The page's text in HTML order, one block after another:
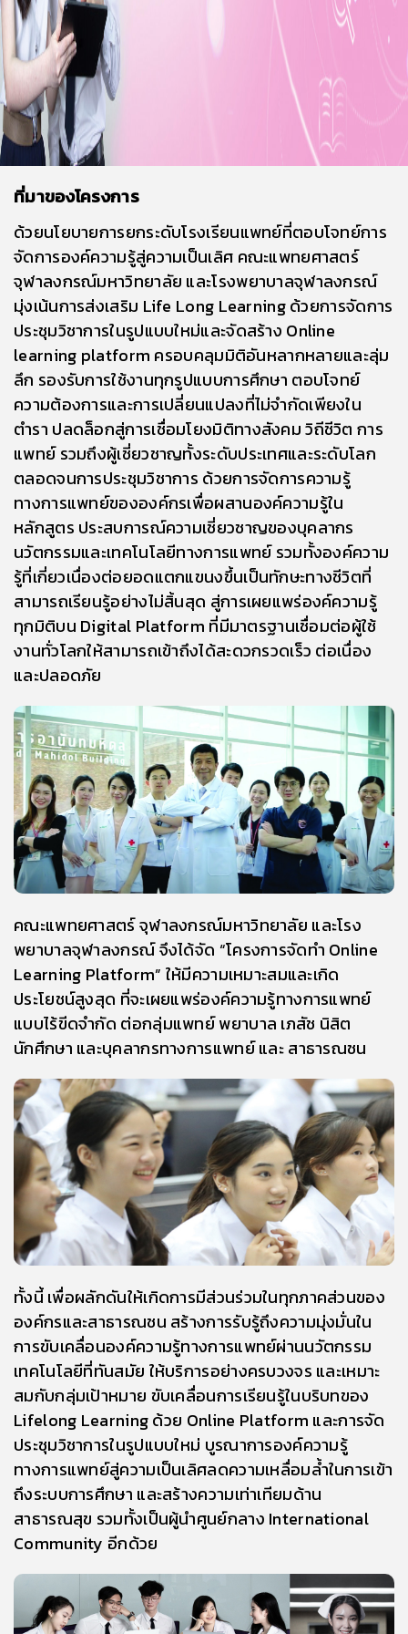
ที่มาของโครงการ
ด้วยนโยบายการยกระดับโรงเรียนแพทย์ที่ตอบโจทย์การ
จัดการองค์ความรู้สู่ความเป็นเลิศ คณะแพทยศาสตร์
จุฬาลงกรณ์มหาวิทยาลัย และโรงพยาบาลจุฬาลงกรณ์
มุ่งเน้นการส่งเสริม Life Long Learning ด้วยการจัดการ
ประชุมวิชาการในรูปแบบใหม่และจัดสร้าง Online
learning platform ครอบคลุมมิติอันหลากหลายและลุ่ม
ลึก รองรับการใช้งานทุกรูปแบบการศึกษา ตอบโจทย์
ความต้องการและการเปลี่ยนแปลงที่ไม่จำกัดเพียงใน
ตำรา ปลดล็อกสู่การเชื่อมโยงมิติทางสังคม วิถีชีวิต การ
แพทย์ รวมถึงผู้เชี่ยวชาญทั้งระดับประเทศและระดับโลก
ตลอดจนการประชุมวิชาการ ด้วยการจัดการความรู้
ทางการแพทย์ขององค์กรเพื่อผสานองค์ความรู้ใน
หลักสูตร ประสบการณ์ความเชี่ยวชาญของบุคลากร
นวัตกรรมและเทคโนโลยีทางการแพทย์ รวมทั้งองค์ความ
รู้ที่เกี่ยวเนื่องต่อยอดแตกแขนงขึ้นเป็นทักษะทางชีวิตที่
สามารถเรียนรู้อย่างไม่สิ้นสุด สู่การเผยแพร่องค์ความรู้
ทุกมิติบน Digital Platform ที่มีมาตรฐานเชื่อมต่อผู้ใช้
งานทั่วโลกให้สามารถเข้าถึงได้สะดวกรวดเร็ว ต่อเนื่อง
และปลอดภัย
คณะแพทยศาสตร์ จุฬาลงกรณ์มหาวิทยาลัย และโรง
พยาบาลจุฬาลงกรณ์ จึงได้จัด “โครงการจัดทำ Online
Learning Platform” ให้มีความเหมาะสมและเกิด
ประโยชน์สูงสุด ที่จะเผยแพร่องค์ความรู้ทางการแพทย์
แบบไร้ขีดจำกัด ต่อกลุ่มแพทย์ พยาบาล เภสัช นิสิต
นักศึกษา และบุคลากรทางการแพทย์ และ สาธารณชน
ทั้งนี้ เพื่อผลักดันให้เกิดการมีส่วนร่วมในทุกภาคส่วนของ
องค์กรและสาธารณชน สร้างการรับรู้ถึงความมุ่งมั่นใน
การขับเคลื่อนองค์ความรู้ทางการแพทย์ผ่านนวัตกรรม
เทคโนโลยีที่ทันสมัย ให้บริการอย่างครบวงจร และเหมาะ
สมกับกลุ่มเป้าหมาย ขับเคลื่อนการเรียนรู้ในบริบทของ
Lifelong Learning ด้วย Online Platform และการจัด
ประชุมวิชาการในรูปแบบใหม่ บูรณาการองค์ความรู้
ทางการแพทย์สู่ความเป็นเลิศลดความเหลื่อมล้ำในการเข้า
ถึงระบบการศึกษา และสร้างความเท่าเทียมด้าน
สาธารณสุข รวมทั้งเป็นผู้นำศูนย์กลาง International
Community อีกด้วย